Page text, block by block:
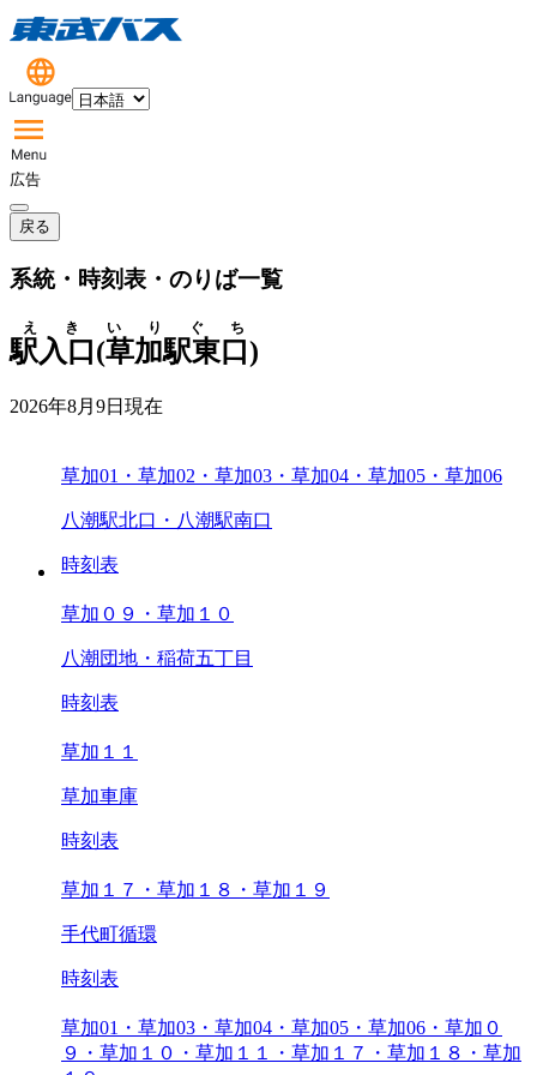
広告
戻る
系統・時刻表・のりば一覧
駅入口(草加駅東口)
えきいりぐち
2026年8月9日 現在
草加01・草加02・草加03・草加04・草加05・草加06
八潮駅北口・八潮駅南口
時刻表
草加０９・草加１０
八潮団地・稲荷五丁目
時刻表
草加１１
草加車庫
時刻表
草加１７・草加１８・草加１９
手代町循環
時刻表
草加01・草加03・草加04・草加05・草加06・草加０
９・草加１０・草加１１・草加１７・草加１８・草加